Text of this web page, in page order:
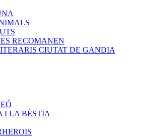
RECOMANEN
CIUTAT DE GANDIA
I LA BÈSTIA